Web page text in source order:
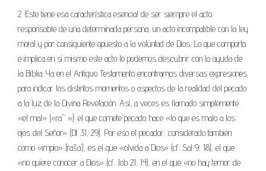
2. Este tiene esa característica esencial de ser siempre el acto
responsable de una determinada persona, un acto incompatible con la ley
moral y por consiguiente opuesto a la voluntad de Dios. Lo que comporta
e implica en sí mismo este acto lo podemos descubrir con la ayuda de
la Biblia. Ya en el Antiguo Testamento encontramos diversas expresiones
para indicar los distintos momentos o aspectos de la realidad del pecado
a la luz de la Divina Revelación. Así, a veces es llamado simplemente
«el mal» («rā’ «): el que comete pecado hace «lo que es malo a los
ojos del Señor» (Dt 31, 29). Por eso el pecador, considerado también
como «impío» (raša’), es el que «olvida a Dios» (cf. Sal 9, 18), el que
«no quiere conocer a Dios» (cf. Job 21, 14), en el que «no hay temor de